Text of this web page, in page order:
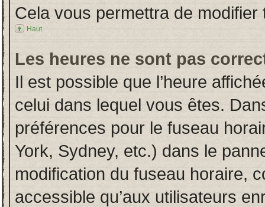
Cela vous permettra de
Haut
Les heures ne sont pas
Il est possible que l’heure
celui dans lequel vous êtes.
préférences pour le fuseau
York, Sydney, etc.) dans le
modification du fuseau horaire,
accessible qu’aux utilisateurs